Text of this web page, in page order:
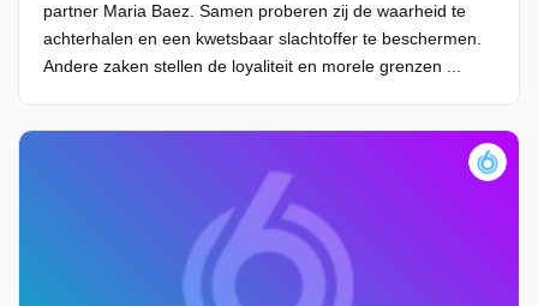
partner Maria Baez. Samen proberen zij de waarheid te
achterhalen en een kwetsbaar slachtoffer te beschermen.
Andere zaken stellen de loyaliteit en morele grenzen ...